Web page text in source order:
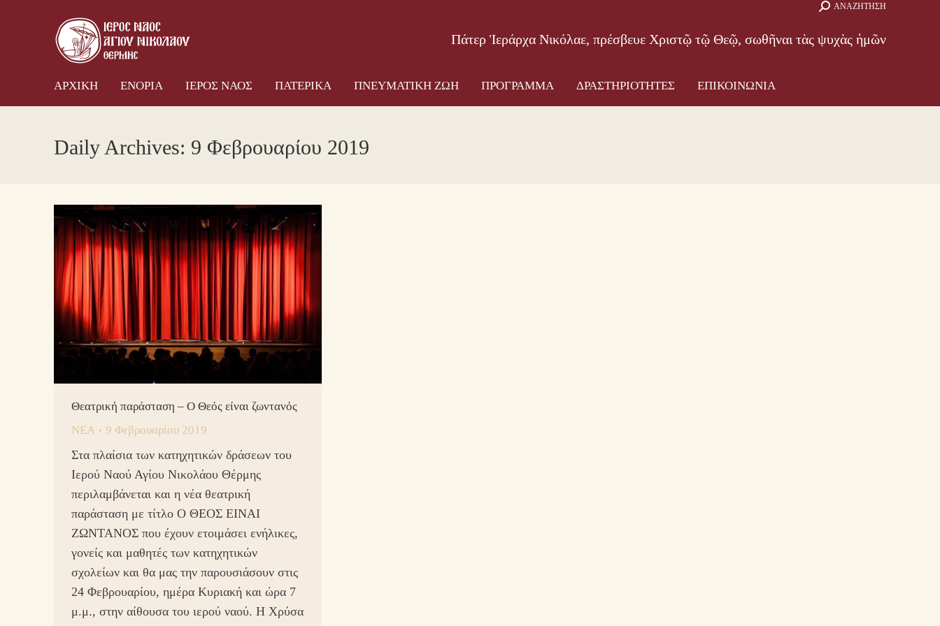
Search:ΑΝΑΖΗΤΗΣΗ
Πάτερ Ἱεράρχα Νικόλαε, πρέσβευε Χριστῷ τῷ Θεῷ, σωθῆναι τὰς ψυχὰς ἡμῶν
ΑΡΧΙΚΗ ΕΝΟΡΙΑ ΙΕΡΟΣ ΝΑΟΣ ΠΑΤΕΡΙΚΑ ΠΝΕΥΜΑΤΙΚΗ ΖΩΗ ΠΡΟΓΡΑΜΜΑ ΔΡΑΣΤΗΡΙΟΤΗΤΕΣ ΕΠΙΚΟΙΝΩΝΙΑ
Daily Archives: 9 Φεβρουαρίου 2019
Θεατρική παράσταση – Ο Θεός είναι ζωντανός
ΝΕΑ
9 Φεβρουαρίου 2019
Στα πλαίσια των κατηχητικών δράσεων του
Ιερού Ναού Αγίου Νικολάου Θέρμης
περιλαμβάνεται και η νέα θεατρική
παράσταση με τίτλο Ο ΘΕΟΣ ΕΙΝΑΙ
ΖΩΝΤΑΝΟΣ που έχουν ετοιμάσει ενήλικες,
γονείς και μαθητές των κατηχητικών
σχολείων και θα μας την παρουσιάσουν στις
24 Φεβρουαρίου, ημέρα Κυριακή και ώρα 7
μ.μ., στην αίθουσα του ιερού ναού. Η Χρύσα
ΑΡΧΙΚΗ